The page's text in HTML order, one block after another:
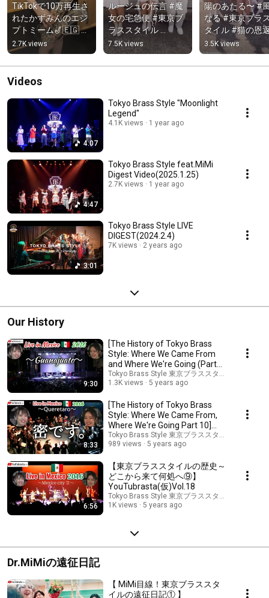
TikTokで10万再生さ
れたかずみんのエジ
プトミーム🎷🇪🇬 #
東京ブラススタイル
#tokyobrassstyle
2.7K views
ルージュの伝言 #魔
女の宅急便 #東京ブ
ラススタイル
#tokyobrassstyle
#japan
7.5K views
陽のあたる〜 #
なる #東京ブラ
タイル #猫の恩
3.5K views
Videos
4:07
Tokyo Brass Style "Moonlight
Legend"
4.1K views 1 year ago
4:47
Tokyo Brass Style feat.MiMi
Digest Video(2025.1.25)
2.7K views 1 year ago
3:01
Tokyo Brass Style LIVE
DIGEST(2024.2.4)
7K views 2 years ago
Our History
9:30
[The History of Tokyo Brass
Style: Where We Came From
and Where We're Going (Part
11)] YouTubrast...
Tokyo Brass Style 東京ブラススタイル
1.3K views
5 years ago
8:33
[The History of Tokyo Brass
Style: Where We Came From,
Where We're Going Part 10]
YouTubrasta (Wo...
Tokyo Brass Style 東京ブラススタイル
989 views
5 years ago
6:56
【東京ブラススタイルの歴史～
どこから来て何処へ⑨】
YouTubrasta(仮)Vol.18
Tokyo Brass Style 東京ブラススタイル
1K views
5 years ago
Dr.MiMiの遠征日記
【 MiMi目線！東京ブラススタ
イルの遠征日記① 】